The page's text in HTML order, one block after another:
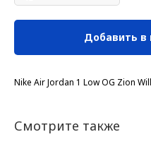
Добавить в
Nike Air Jordan 1 Low OG Zion
Смотрите также